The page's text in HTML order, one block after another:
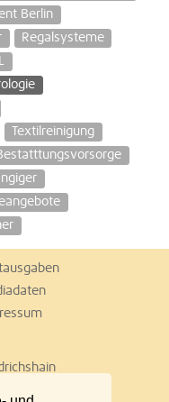
Berlin
Regalsysteme
Textilreinigung